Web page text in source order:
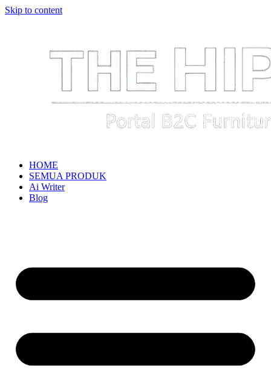
Skip to content
HOME
SEMUA PRODUK
Ai Writer
Blog